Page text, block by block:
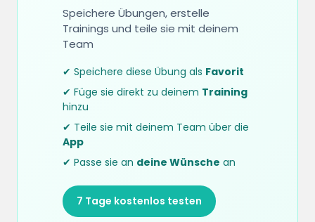
Speichere Übungen, erstelle
Trainings und teile sie mit deinem
Team
✔ Speichere diese Übung als Favorit
✔ Füge sie direkt zu deinem Training
hinzu
✔ Teile sie mit deinem Team über die
App
✔ Passe sie an deine Wünsche an
7 Tage kostenlos testen